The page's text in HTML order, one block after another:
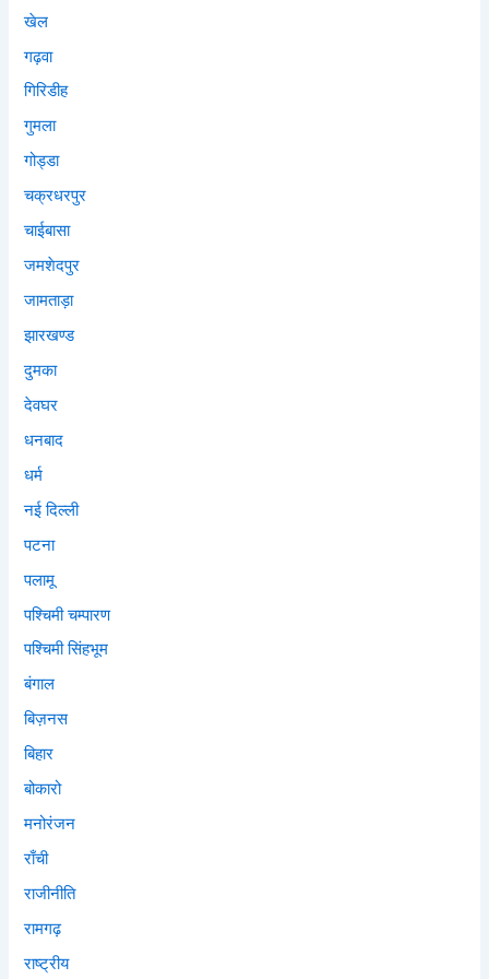
खेल
गढ़वा
गिरिडीह
गुमला
गोड्डा
चक्रधरपुर
चाईबासा
जमशेदपुर
जामताड़ा
झारखण्ड
दुमका
देवघर
धनबाद
धर्म
नई दिल्ली
पटना
पलामू
पश्चिमी चम्पारण
पश्चिमी सिंहभूम
बंगाल
बिज़नस
बिहार
बोकारो
मनोरंजन
राँची
राजीनीति
रामगढ़
राष्ट्रीय